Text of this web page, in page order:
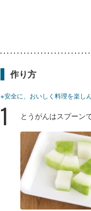
作り方
※安全に、おいしく料理を楽し
1 とうがんはスプーン